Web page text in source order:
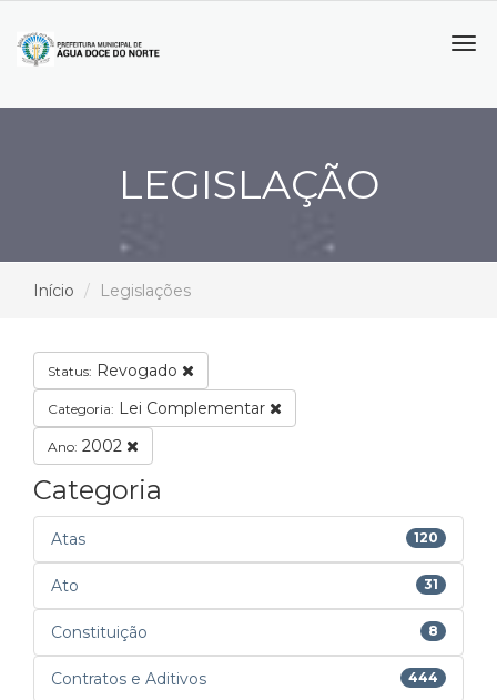
LEGISLAÇÃO
Início Legislações
Status: Revogado
Categoria: Lei Complementar
Ano: 2002
Categoria
Atas 120
Ato 31
Constituição 8
Contratos e Aditivos 444